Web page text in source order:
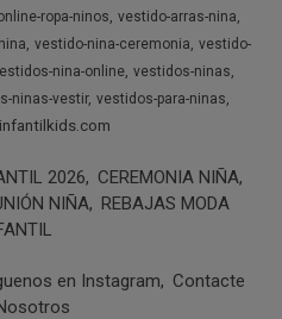
ropa-ninos vestido-arras-nina
vestido-nina-ceremonia vestido-
nina-online vestidos-ninas
ninas-vestir vestidos-para-ninas
2026
CEREMONIA NIÑA
NIÑA REBAJAS MODA
en Instagram
Contacte